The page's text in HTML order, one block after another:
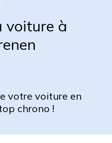
voiture à
votre voiture en
chrono !